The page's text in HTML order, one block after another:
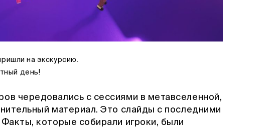
на экскурсию.
день!
чередовались с сессиями в метавселенной,
материал. Это слайды с последними
которые собирали игроки, были